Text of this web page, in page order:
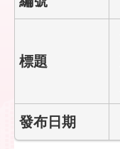
問
答
雙
彙
臺